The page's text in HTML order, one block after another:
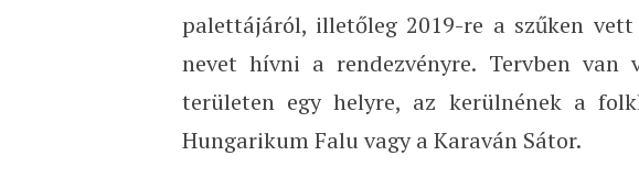
palettájáról, illetőleg 2019-re a szűken
nevet hívni a rendezvényre. Tervben
területen egy helyre, az kerülnének a
Hungarikum Falu vagy a Karaván Sátor.